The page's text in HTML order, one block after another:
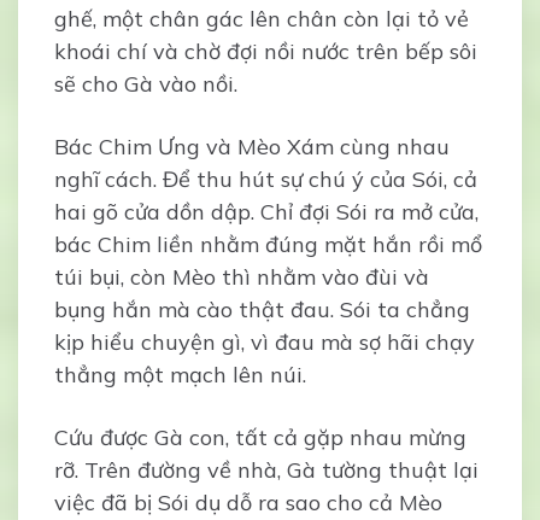
ghế, một chân gác lên chân còn lại tỏ vẻ
khoái chí và chờ đợi nồi nước trên bếp sôi
sẽ cho Gà vào nồi.
Bác Chim Ưng và Mèo Xám cùng nhau
nghĩ cách. Để thu hút sự chú ý của Sói, cả
hai gõ cửa dồn dập. Chỉ đợi Sói ra mở cửa,
bác Chim liền nhằm đúng mặt hắn rồi mổ
túi bụi, còn Mèo thì nhằm vào đùi và
bụng hắn mà cào thật đau. Sói ta chẳng
kịp hiểu chuyện gì, vì đau mà sợ hãi chạy
thẳng một mạch lên núi.
Cứu được Gà con, tất cả gặp nhau mừng
rỡ. Trên đường về nhà, Gà tường thuật lại
việc đã bị Sói dụ dỗ ra sao cho cả Mèo